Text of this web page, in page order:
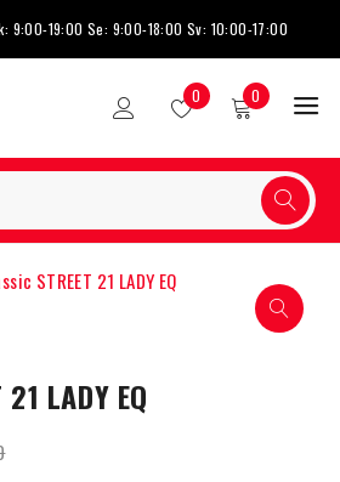
9:00-19:00 Se: 9:00-18:00 Sv: 10:00-17:00
0 0
LADY EQ